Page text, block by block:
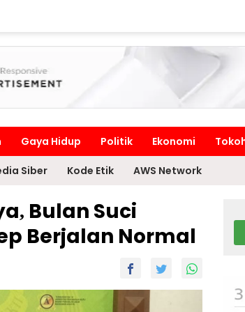
Gaya Hidup Politik Ekonomi
Siber Kode Etik AWS Network
Bulan Suci
Berjalan Normal